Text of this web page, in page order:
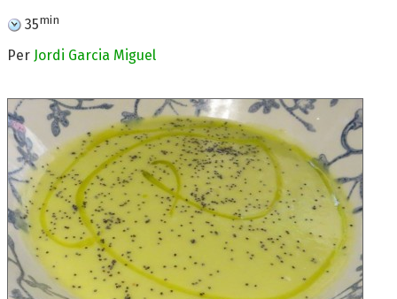
35min
Per Jordi Garcia Miguel